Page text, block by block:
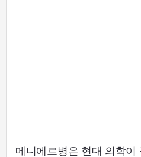
메니에르병은 현대 의학